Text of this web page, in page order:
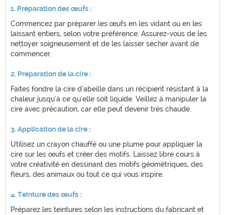
1. Préparation des œufs :
Commencez par préparer les œufs en les vidant ou en les
laissant entiers, selon votre préférence. Assurez-vous de les
nettoyer soigneusement et de les laisser sécher avant de
commencer.
2. Préparation de la cire :
Faites fondre la cire d'abeille dans un récipient résistant à la
chaleur jusqu'à ce qu'elle soit liquide. Veillez à manipuler la
cire avec précaution, car elle peut devenir très chaude.
3. Application de la cire :
Utilisez un crayon chauffé ou une plume pour appliquer la
cire sur les œufs et créer des motifs. Laissez libre cours à
votre créativité en dessinant des motifs géométriques, des
fleurs, des animaux ou tout ce qui vous inspire.
4. Teinture des œufs :
Préparez les teintures selon les instructions du fabricant et